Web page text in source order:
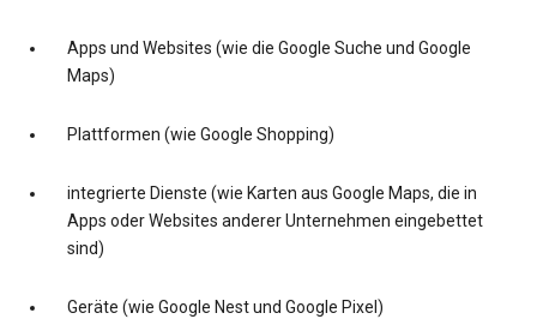
Apps und Websites (wie die Google Suche und Google
Maps)
Plattformen (wie Google Shopping)
integrierte Dienste (wie Karten aus Google Maps, die in
Apps oder Websites anderer Unternehmen eingebettet
sind)
Geräte (wie Google Nest und Google Pixel)